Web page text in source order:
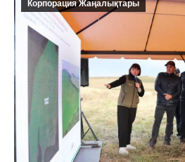
Корпорация Жаңалықтары